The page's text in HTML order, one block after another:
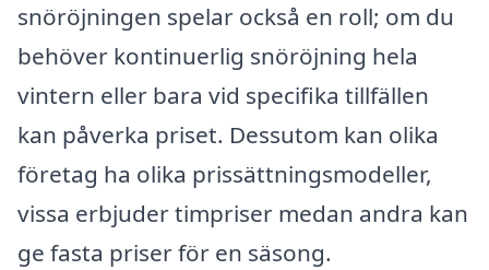
snöröjningen spelar också en roll; om du
behöver kontinuerlig snöröjning hela
vintern eller bara vid specifika tillfällen
kan påverka priset. Dessutom kan olika
företag ha olika prissättningsmodeller,
vissa erbjuder timpriser medan andra kan
ge fasta priser för en säsong.